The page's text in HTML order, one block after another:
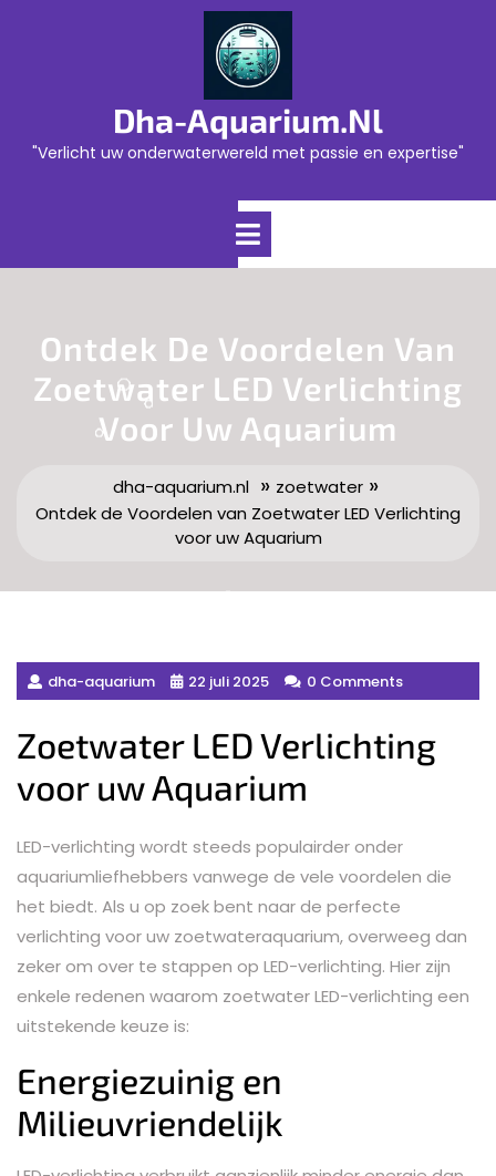
Dha-Aquarium.nl
"Verlicht uw onderwaterwereld met passie en expertise"
Open
Ontdek De Voordelen Van
Zoetwater LED Verlichting
Voor Uw Aquarium
dha-aquarium.nl» zoetwater»
Ontdek de Voordelen van Zoetwater LED Verlichting
voor uw Aquarium
dha-aquarium 22 juli 2025 0 Comments
Zoetwater LED Verlichting
voor uw Aquarium
LED-verlichting wordt steeds populairder onder
aquariumliefhebbers vanwege de vele voordelen die
het biedt. Als u op zoek bent naar de perfecte
verlichting voor uw zoetwateraquarium, overweeg dan
zeker om over te stappen op LED-verlichting. Hier zijn
enkele redenen waarom zoetwater LED-verlichting een
uitstekende keuze is:
Energiezuinig en
Milieuvriendelijk